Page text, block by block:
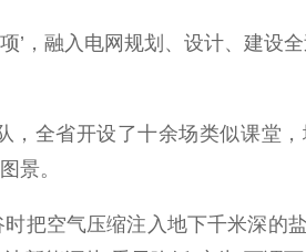
，融入电网规划、设计、建设
全省开设了十余场类似课堂
景。
空气压缩注入地下千米深的